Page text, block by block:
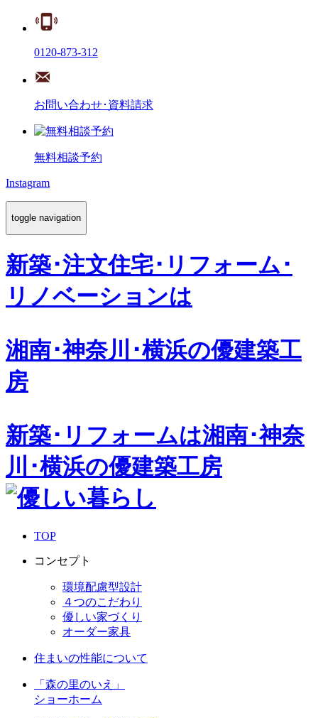
0120-873-312
お問い合わせ･資料請求
無料相談予約
Instagram
toggle navigation
新築･注文住宅･リフォーム･
リノベーションは
湘南･神奈川･横浜の優建築工
房
新築･リフォームは湘南･神奈
川･横浜の優建築工房
TOP
コンセプト
環境配慮型設計
４つのこだわり
優しい家づくり
オーダー家具
住まいの性能について
「森の里のいえ」
ショーホーム